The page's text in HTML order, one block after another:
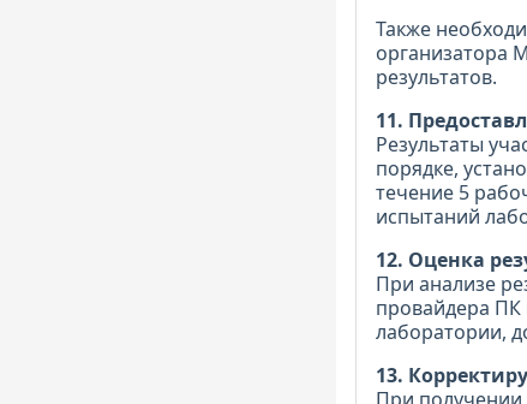
Также
организатора
результатов.
11.
Результаты
порядке,
течение 5
испытаний
12. Оценка
При анализе
провайдера ПК
лаборатории,
13.